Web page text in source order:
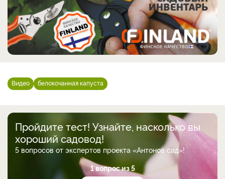
Видео белокочанная капуста
Пройдите тест! Узнайте, насколько вы
хороший садовод!
5 вопросов от экспертов проекта «Антонов сад»!
1 вопрос из 5